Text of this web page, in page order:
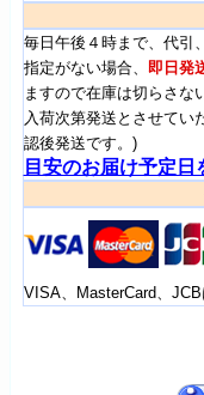
毎日午後４時まで、代引
指定がない場合、 即日発
ますので在庫は切らさな
入荷次第発送とさせてい
認後発送です。)
目安のお届け予定日
VISA、MasterCard、JCB